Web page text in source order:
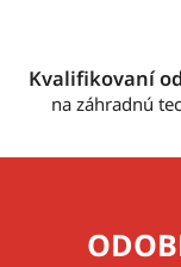
Kvalifikovaní
na záhradnú